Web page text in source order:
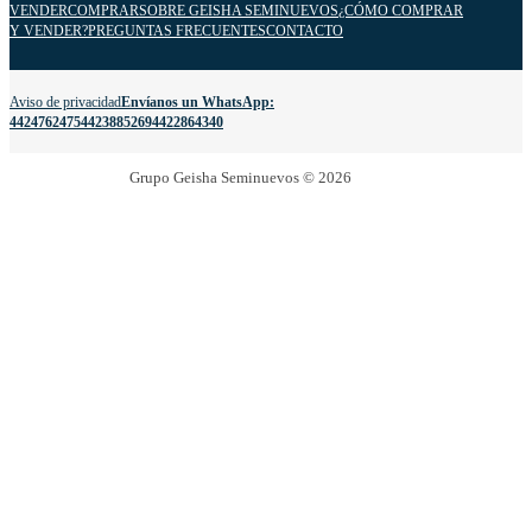
VENDERCOMPRARSOBRE GEISHA SEMINUEVOS¿CÓMO COMPRAR
Y VENDER?PREGUNTAS FRECUENTESCONTACTO
Aviso de privacidadEnvíanos un WhatsApp:
442476247544238852694422864340
Grupo Geisha Seminuevos © 2026